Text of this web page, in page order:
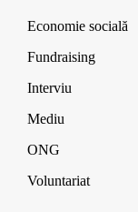
Economie socială
Fundraising
Interviu
Mediu
ONG
Voluntariat